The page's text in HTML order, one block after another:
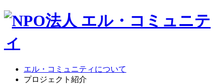
エル・コミュニティについて
プロジェクト紹介